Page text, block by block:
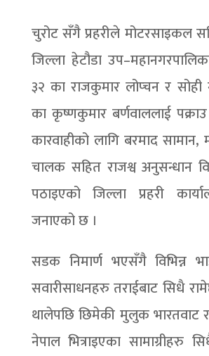
चुरोट सँगै प्रहरीले मोटरसाइकल
जिल्ला हेटौडा
३२ का राजकुमार लोप्चन र सोही
का कृष्णकुमार बर्णवाललाई
कारवाहीको लागि बरमाद
चालक सहित राजश्व अनुसन्धान
पठाइएको जिल्ला प्रहरी
जनाएको छ ।
सडक निमार्ण भएसँगै विभिन्न
सवारीसाधनहरु तराईबाट सिधै
थालेपछि छिमेकी मुलुक भारतवाट
नेपाल भित्राइएका सामाग्रीहरु